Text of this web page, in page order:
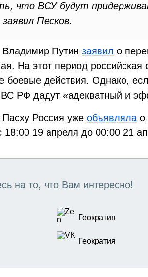
что ВСУ будут
Песков.
Путин заявил о
На этот период российская
боевые действия. Однако,
РФ дадут «адекватный и
Россия уже объявляла о
18:00 19 апреля до 00:00 21
на то, что Вам интересно!
Геократия
Геократия